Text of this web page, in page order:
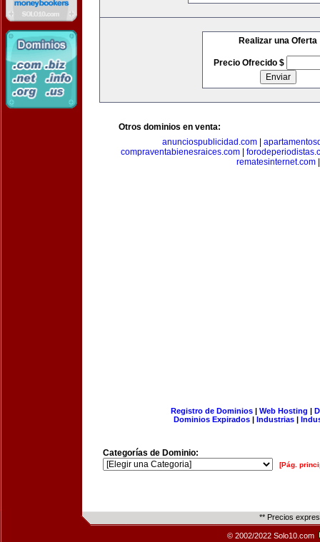
Realizar una Oferta
Precio Ofrecido $
Otros dominios en venta:
anunciospublicidad.com|
compraventabienesraices.com
rematesinternet.com|
Registro de Dominios| Web Hosting |
Dominios Expirados | Industrias |
Categorías de Dominio:
[Pág.
** Precios
© 2002/2022 Solo10.com